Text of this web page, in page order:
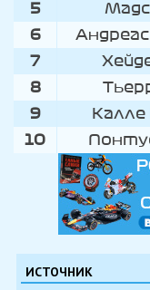
5
6
7
8
9
Калле
10
ИСТОЧНИК